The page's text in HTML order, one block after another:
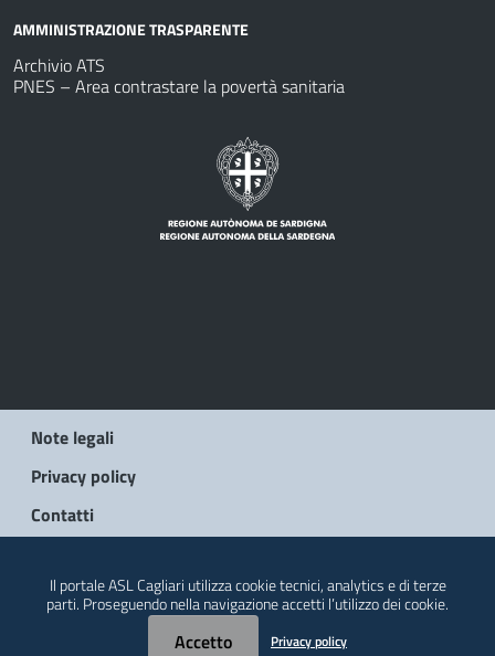
AMMINISTRAZIONE TRASPARENTE
Archivio ATS
PNES – Area contrastare la povertà sanitaria
Note legali
Privacy policy
Contatti
Il portale ASL Cagliari utilizza cookie tecnici, analytics e di terze
parti. Proseguendo nella navigazione accetti l’utilizzo dei cookie.
Accetto Privacy policy